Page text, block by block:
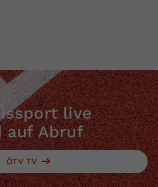
live
auf Abruf
ÖTV TV